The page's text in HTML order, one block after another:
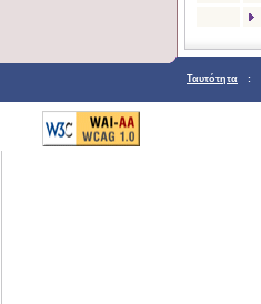
Ταυτότητα :